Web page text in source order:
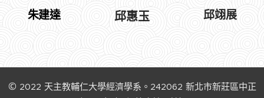
朱建達 邱惠玉 邱翊展
© 2022 天主教輔仁大學經濟學系。242062 新北市新莊區中正